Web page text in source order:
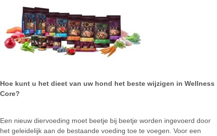
Hoe kunt u het dieet van uw hond het beste wijzigen in Wellness
Core?
Een nieuw diervoeding moet beetje bij beetje worden ingevoerd door
het geleidelijk aan de bestaande voeding toe te voegen. Voor een